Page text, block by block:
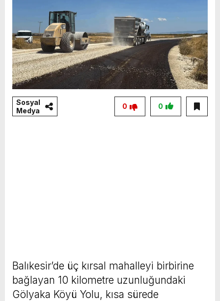
Sosyal
Medya
0
0
Balıkesir’de üç kırsal mahalleyi birbirine
bağlayan 10 kilometre uzunluğundaki
Gölyaka Köyü Yolu, kısa sürede